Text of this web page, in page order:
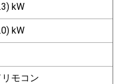
kW
kW
モコン